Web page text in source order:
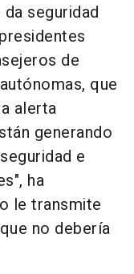
seguridad
de
que
alerta
generando
e
ha
le transmite
no debería